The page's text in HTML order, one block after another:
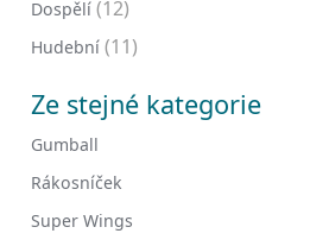
Dospělí (12)
Hudební (11)
Ze stejné kategorie
Gumball
Rákosníček
Super Wings